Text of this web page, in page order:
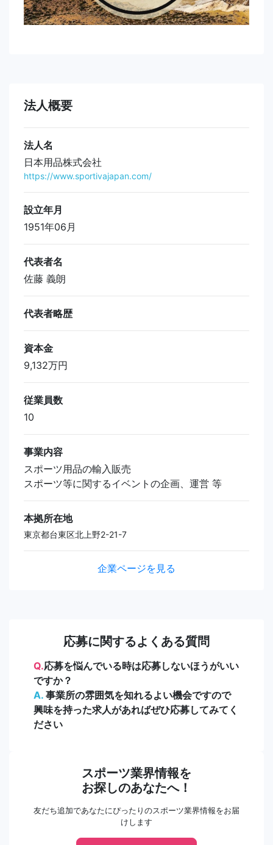
法人概要
法人名
日本用品株式会社
https://www.sportivajapan.com/
設立年月
1951年06月
代表者名
佐藤 義朗
代表者略歴
資本金
9,132万円
従業員数
10
事業内容
スポーツ用品の輸入販売
スポーツ等に関するイベントの企画、運営 等
本拠所在地
東京都台東区北上野2-21-7
企業ページを見る
応募に関するよくある質問
Q.応募を悩んでいる時は応募しないほうがいい
ですか？
A. 事業所の雰囲気を知れるよい機会ですので
興味を持った求人があればぜひ応募してみてく
ださい
スポーツ業界情報を
お探しのあなたへ！
友だち追加であなたにぴったりのスポーツ業界情報をお届
けします